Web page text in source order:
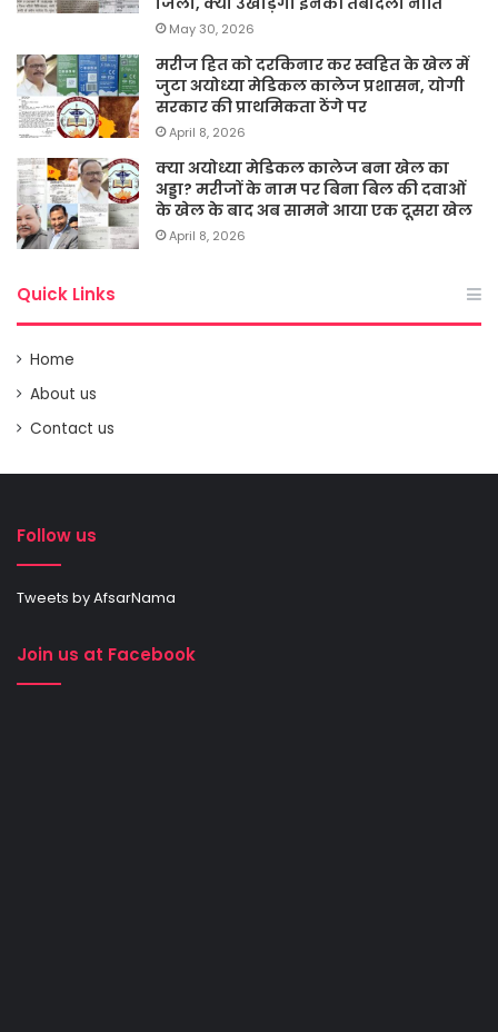
May 30, 2026
मरीज हित को दरकिनार कर स्वहित के खेल में
जुटा अयोध्या मेडिकल कालेज प्रशासन, योगी
सरकार की प्राथमिकता ठेंगे पर
April 8, 2026
क्या अयोध्या मेडिकल कालेज बना खेल का
अड्डा? मरीजों के नाम पर बिना बिल की दवाओं
के खेल के बाद अब सामने आया एक दूसरा खेल
April 8, 2026
Quick Links
Home
About us
Contact us
Follow us
Tweets by AfsarNama
Join us at Facebook